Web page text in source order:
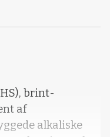
brint-
af
alkaliske